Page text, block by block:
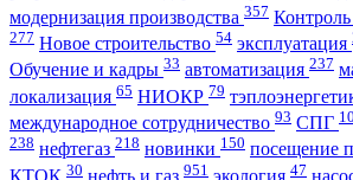
модернизация производства 357
277 Новое строительство 54 эксплуатация
Обучение и кадры 33 автоматизация 237
локализация 65 НИОКР 79
международное сотрудничество 93 СПГ
238 нефтегаз 218 новинки 150 посещение
КТОК 30 нефть и газ 951 экология 47